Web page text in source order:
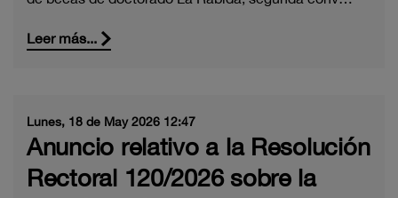
Leer más...
Lunes, 18 de May 2026 12:47
Anuncio relativo a la Resolución
Rectoral 120/2026 sobre la